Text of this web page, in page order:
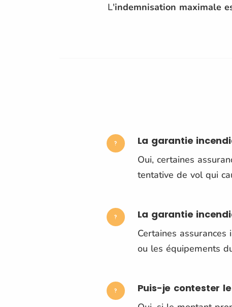
L'indemnisation maximale
La garantie
Oui, certaines
tentative de vol qui
La garantie
Certaines
ou les équipements
Puis-je contester